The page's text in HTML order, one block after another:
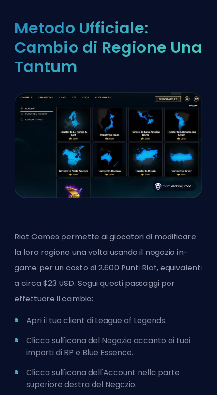
Metodo Ufficiale:
Cambio di Regione Una
Tantum
Riot Games permette ai giocatori di modificare
la loro regione una volta usando il negozio in-
game per un costo di 2.600 Punti Riot, equivalenti
a circa $23 USD. Segui questi passaggi per
effettuare il cambio:
Apri il tuo client di League of Legends.
Clicca sull'icona del Negozio accanto ai tuoi
importi di RP e Blue Essence.
Clicca sull'icona dell'Account nella parte
superiore destra del Negozio.